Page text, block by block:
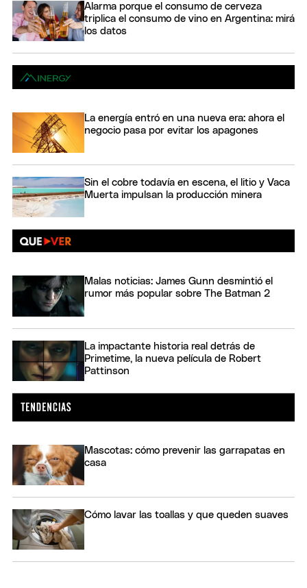
Alarma porque el consumo de cerveza
triplica el consumo de vino en Argentina: mirá
los datos
La energía entró en una nueva era: ahora el
negocio pasa por evitar los apagones
Sin el cobre todavía en escena, el litio y Vaca
Muerta impulsan la producción minera
Malas noticias: James Gunn desmintió el
rumor más popular sobre The Batman 2
La impactante historia real detrás de
Primetime, la nueva película de Robert
Pattinson
Mascotas: cómo prevenir las garrapatas en
casa
Cómo lavar las toallas y que queden suaves